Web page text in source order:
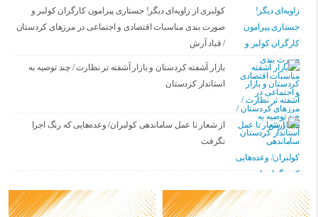
کولبری از زاویه‌ای دیگر! جستاری پیرامون کارگران کولبر و
صورت بندی مناسبات اقتصادی و اجتماعی در مرزهای کردستان
/ قباد آرش
بازار آشفته کردستان و بازار آشفته­ تر نظارت / چند توصیه به
استاندار کردستان
از شعار تا عمل ساماندهی کولبران/ وعده‌هایی که رنگ اجرا
نگرفت